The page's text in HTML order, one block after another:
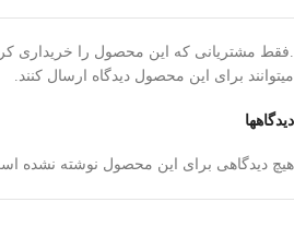
دیدگاهها
هیچ دیدگاهی برای این محصول نوشته نشده
.فقط مشتریانی که این محصول را خریداری
میتوانند برای این محصول دیدگاه ارسال کنند.